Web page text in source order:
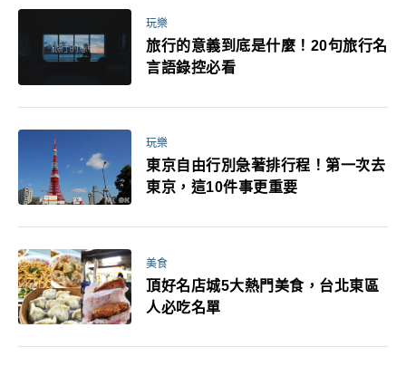
玩樂
旅行的意義到底是什麼！20句旅行名
言語錄控必看
玩樂
東京自由行別急著排行程！第一次去
東京，這10件事更重要
美食
頂好名店城5大熱門美食，台北東區
人必吃名單